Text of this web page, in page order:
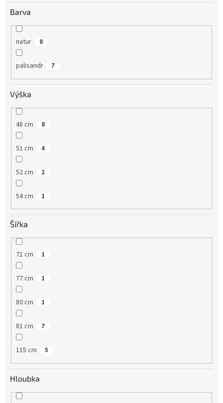
Barva
natur 8
palisandr 7
Výška
48 cm 8
51 cm 4
52 cm 2
54 cm 1
Šířka
71 cm 1
77 cm 1
80 cm 1
81 cm 7
115 cm 5
Hloubka